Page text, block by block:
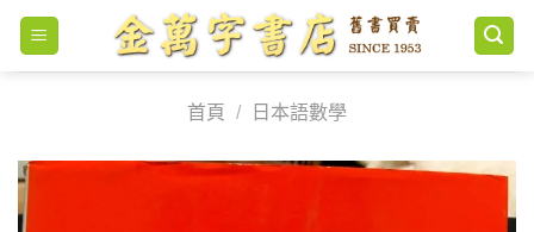
Skip
content
首頁
/ 日本語數學